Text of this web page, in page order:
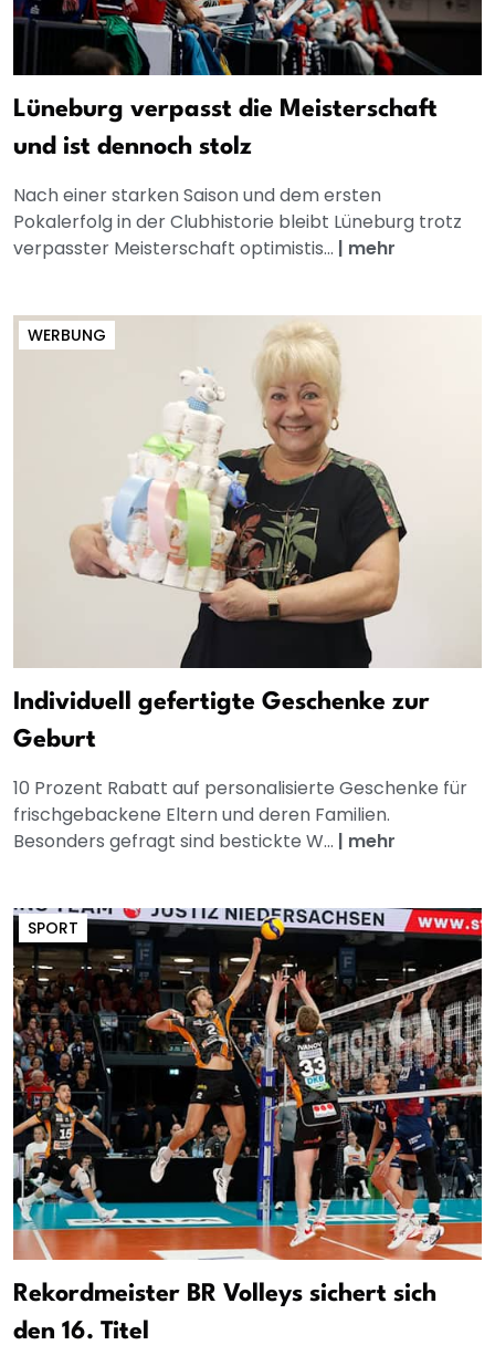
Lüneburg verpasst die Meisterschaft
und ist dennoch stolz
Nach einer starken Saison und dem ersten
Pokalerfolg in der Clubhistorie bleibt Lüneburg trotz
verpasster Meisterschaft optimistis... | mehr
WERBUNG
Individuell gefertigte Geschenke zur
Geburt
10 Prozent Rabatt auf personalisierte Geschenke für
frischgebackene Eltern und deren Familien.
Besonders gefragt sind bestickte W... | mehr
SPORT
Rekordmeister BR Volleys sichert sich
den 16. Titel